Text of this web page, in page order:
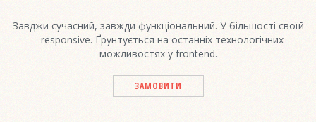
Завджи сучасний, завжди функціональний. У більшості своїй
– responsive. Ґрунтується на останніх технологічних
можливостях у frontend.
ЗАМОВИТИ